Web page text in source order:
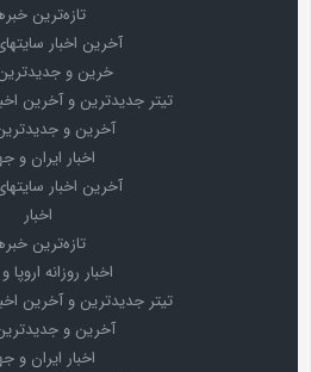
تازه‌ترین
آخرین اخبار
خرین و جدیدترین
تیتر جدیدترین و آخرین
آخرین و جدیدترین
اخبار ایران و
آخرین اخبار
اخبار
تازه‌ترین
اخبار روزانه اروپا
تیتر جدیدترین و آخرین
آخرین و جدیدترین
اخبار ایران و